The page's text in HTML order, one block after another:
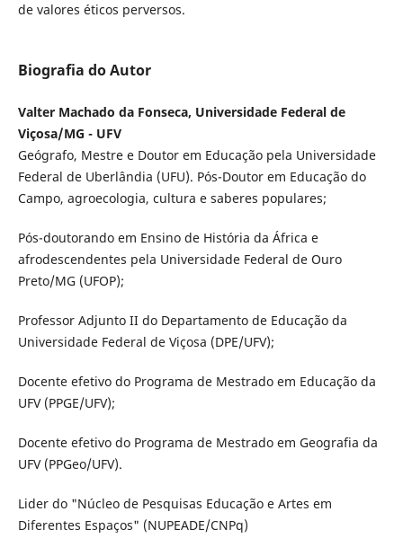
de valores éticos perversos.
Biografia do Autor
Valter Machado da Fonseca, Universidade Federal de
Viçosa/MG - UFV
Geógrafo, Mestre e Doutor em Educação pela Universidade
Federal de Uberlândia (UFU). Pós-Doutor em Educação do
Campo, agroecologia, cultura e saberes populares;
Pós-doutorando em Ensino de História da África e
afrodescendentes pela Universidade Federal de Ouro
Preto/MG (UFOP);
Professor Adjunto II do Departamento de Educação da
Universidade Federal de Viçosa (DPE/UFV);
Docente efetivo do Programa de Mestrado em Educação da
UFV (PPGE/UFV);
Docente efetivo do Programa de Mestrado em Geografia da
UFV (PPGeo/UFV).
Lider do "Núcleo de Pesquisas Educação e Artes em
Diferentes Espaços" (NUPEADE/CNPq)